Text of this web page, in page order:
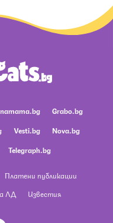
Grabo.bg
Vesti.bg
Nova.bg
Telegraph.bg
Платени публикации
ЛД Известия